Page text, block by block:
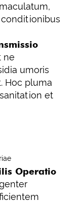
ne
umoris
Hoc pluma
et
Operatio